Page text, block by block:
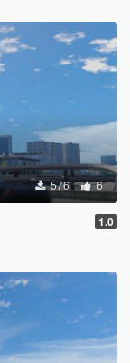
576 6
1.0